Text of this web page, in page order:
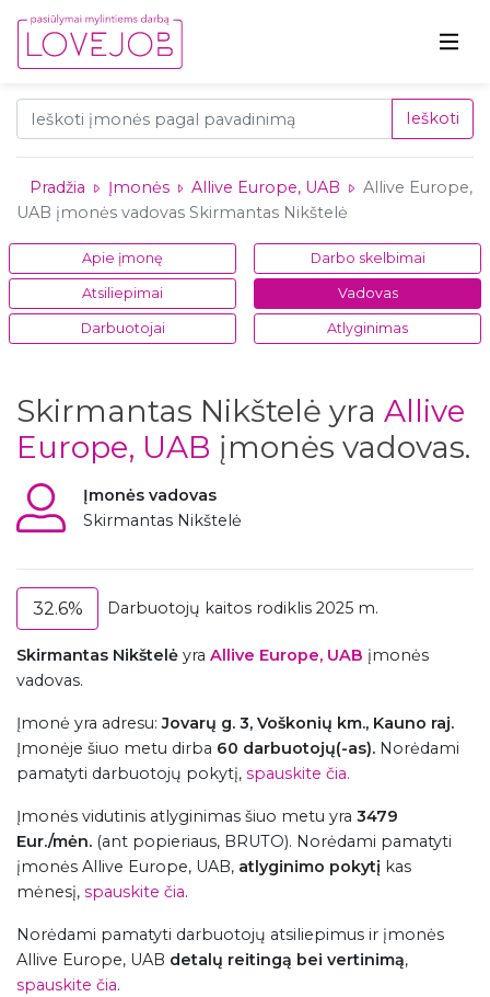
Ieškoti
Pradžia Įmonės Allive Europe, UAB
Allive Europe,
UAB įmonės vadovas Skirmantas Nikštelė
Apie įmonę Darbo skelbimai
Atsiliepimai Vadovas
Darbuotojai Atlyginimas
Skirmantas Nikštelė yra Allive
Europe, UAB įmonės vadovas.
Įmonės vadovas
Skirmantas Nikštelė
32.6% Darbuotojų kaitos rodiklis 2025 m.
Skirmantas Nikštelė yra Allive Europe, UAB įmonės
vadovas.
Įmonė yra adresu:Jovarų g. 3, Voškonių km., Kauno raj.
Įmonėje šiuo metu dirba 60 darbuotojų(-as). Norėdami
pamatyti darbuotojų pokytį, spauskite čia.
Įmonės vidutinis atlyginimas šiuo metu yra 3479
Eur./mėn. (ant popieriaus, BRUTO). Norėdami pamatyti
įmonės Allive Europe, UAB, atlyginimo pokytį kas
mėnesį, spauskite čia.
Norėdami pamatyti darbuotojų atsiliepimus ir įmonės
Allive Europe, UAB detalų reitingą bei vertinimą,
spauskite čia.